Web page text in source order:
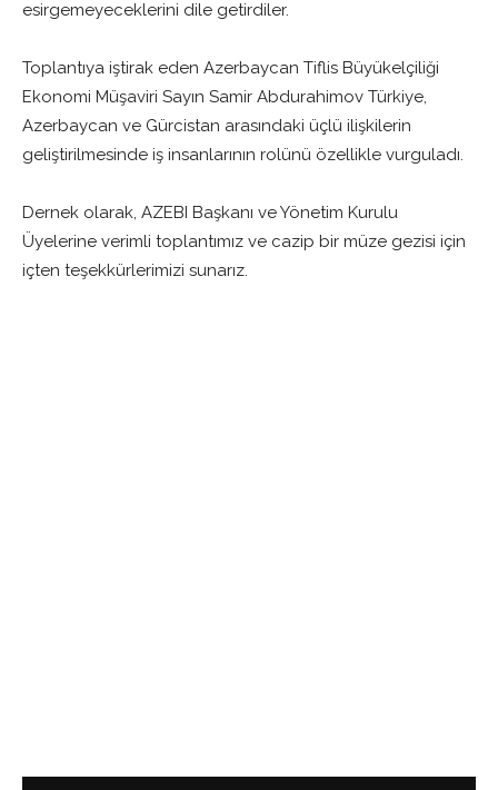
esirgemeyeceklerini dile getirdiler.
Toplantıya iştirak eden Azerbaycan Tiflis Büyükelçiliği
Ekonomi Müşaviri Sayın Samir Abdurahimov Türkiye,
Azerbaycan ve Gürcistan arasındaki üçlü ilişkilerin
geliştirilmesinde iş insanlarının rolünü özellikle vurguladı.
Dernek olarak, AZEBI Başkanı ve Yönetim Kurulu
Üyelerine verimli toplantımız ve cazip bir müze gezisi için
içten teşekkürlerimizi sunarız.